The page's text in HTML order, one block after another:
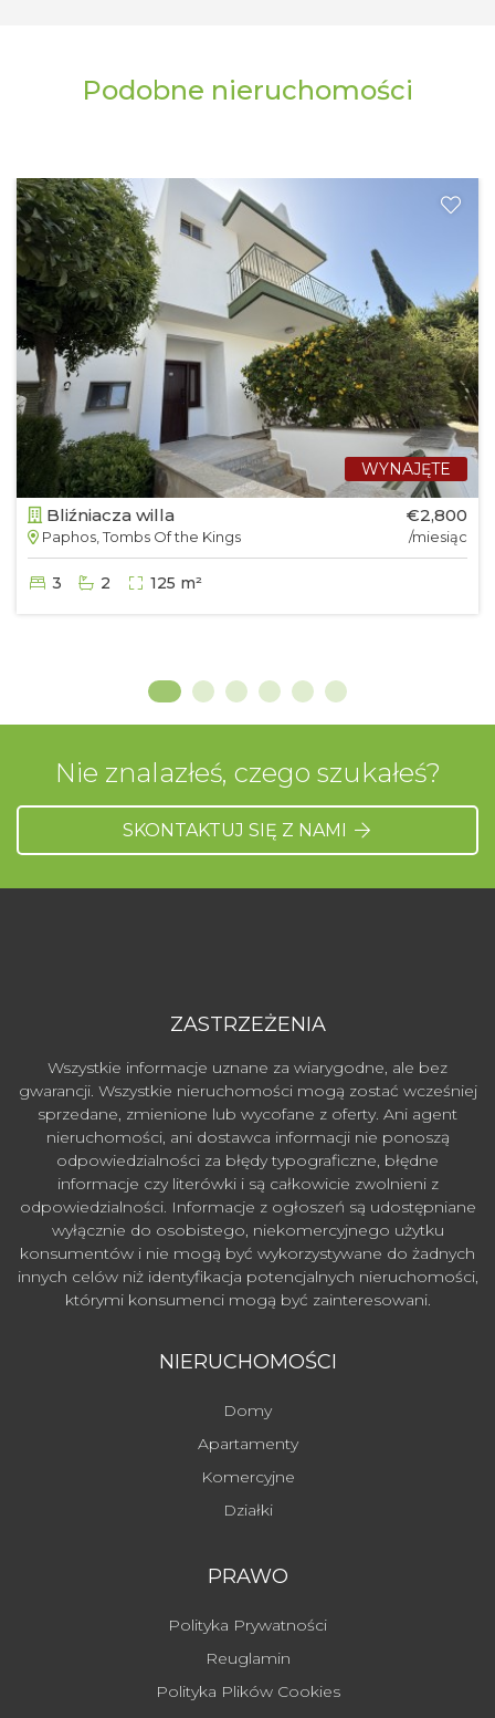
Podobne nieruchomości
WYNAJĘTE
Bliźniacza willa
Paphos, Tombs Of the Kings
€2,800
/miesiąc
3 2 125 m²
Nie znalazłeś, czego szukałeś?
SKONTAKTUJ SIĘ Z NAMI
ZASTRZEŻENIA
Wszystkie informacje uznane za wiarygodne, ale bez
gwarancji. Wszystkie nieruchomości mogą zostać wcześniej
sprzedane, zmienione lub wycofane z oferty. Ani agent
nieruchomości, ani dostawca informacji nie ponoszą
odpowiedzialności za błędy typograficzne, błędne
informacje czy literówki i są całkowicie zwolnieni z
odpowiedzialności. Informacje z ogłoszeń są udostępniane
wyłącznie do osobistego, niekomercyjnego użytku
konsumentów i nie mogą być wykorzystywane do żadnych
innych celów niż identyfikacja potencjalnych nieruchomości,
którymi konsumenci mogą być zainteresowani.
NIERUCHOMOŚCI
Domy
Apartamenty
Komercyjne
Działki
PRAWO
Polityka Prywatności
Reuglamin
Polityka Plików Cookies